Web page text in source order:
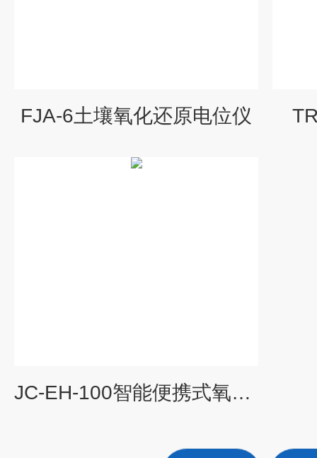
FJA-6土壤氧化还原电位仪
JC-EH-100智能便携式氧化还原电位仪